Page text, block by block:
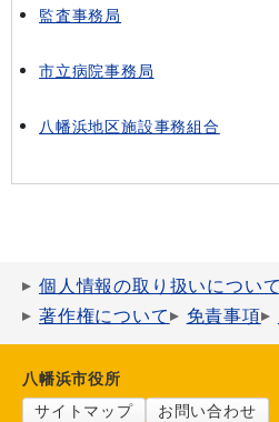
監査事務局
市立病院事務局
八幡浜地区施設事務組合
個人情報の取り扱いについ
著作権について
免責事項
八幡浜市役所
サイトマップ
お問い合わせ